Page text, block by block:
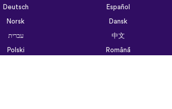
עברית 中文
Polski Română
한국어 Português do Brasil
Монгол
Azərbaycan dili